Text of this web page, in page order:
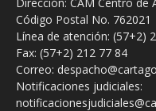
Código Postal No. 762021
Línea de atención: (57+2)
Fax: (57+2) 212 77 84
Correo:
Notificaciones judiciales: